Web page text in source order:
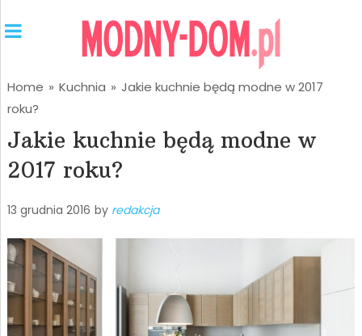
Home » Kuchnia » Jakie kuchnie będą modne w 2017
roku?
Jakie kuchnie będą modne w
2017 roku?
13 grudnia 2016 by redakcja